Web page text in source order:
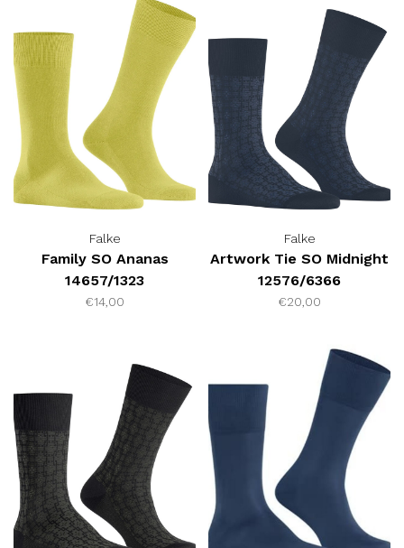
Falke
Family SO Ananas
14657/1323
€14,00
Falke
Artwork Tie SO Midnight
12576/6366
€20,00